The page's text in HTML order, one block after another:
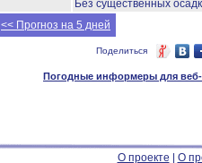
Без существенных
<< Прогноз на 5 дней
Поделиться
Погодные информеры для веб-
О проекте О